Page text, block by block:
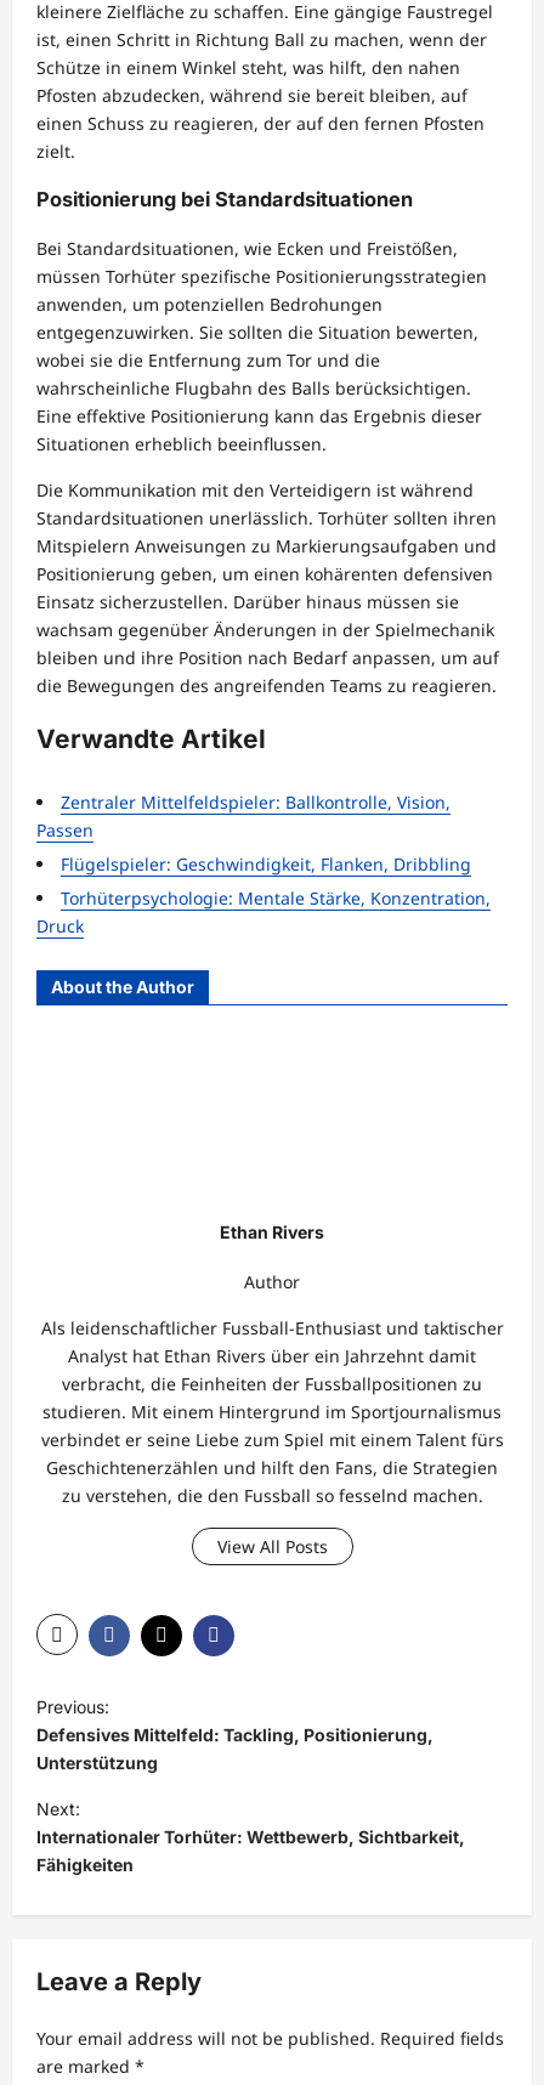
kleinere Zielfläche zu schaffen. Eine gängige Faustregel
ist, einen Schritt in Richtung Ball zu machen, wenn der
Schütze in einem Winkel steht, was hilft, den nahen
Pfosten abzudecken, während sie bereit bleiben, auf
einen Schuss zu reagieren, der auf den fernen Pfosten
zielt.
Positionierung bei Standardsituationen
Bei Standardsituationen, wie Ecken und Freistößen,
müssen Torhüter spezifische Positionierungsstrategien
anwenden, um potenziellen Bedrohungen
entgegenzuwirken. Sie sollten die Situation bewerten,
wobei sie die Entfernung zum Tor und die
wahrscheinliche Flugbahn des Balls berücksichtigen.
Eine effektive Positionierung kann das Ergebnis dieser
Situationen erheblich beeinflussen.
Die Kommunikation mit den Verteidigern ist während
Standardsituationen unerlässlich. Torhüter sollten ihren
Mitspielern Anweisungen zu Markierungsaufgaben und
Positionierung geben, um einen kohärenten defensiven
Einsatz sicherzustellen. Darüber hinaus müssen sie
wachsam gegenüber Änderungen in der Spielmechanik
bleiben und ihre Position nach Bedarf anpassen, um auf
die Bewegungen des angreifenden Teams zu reagieren.
Verwandte Artikel
Zentraler Mittelfeldspieler: Ballkontrolle, Vision,
Passen
Flügelspieler: Geschwindigkeit, Flanken, Dribbling
Torhüterpsychologie: Mentale Stärke, Konzentration,
Druck
About the Author
Ethan Rivers
Author
Als leidenschaftlicher Fussball-Enthusiast und taktischer
Analyst hat Ethan Rivers über ein Jahrzehnt damit
verbracht, die Feinheiten der Fussballpositionen zu
studieren. Mit einem Hintergrund im Sportjournalismus
verbindet er seine Liebe zum Spiel mit einem Talent fürs
Geschichtenerzählen und hilft den Fans, die Strategien
zu verstehen, die den Fussball so fesselnd machen.
View All Posts
o
s
t
n
a
v
g
a
t
Previous:
Defensives Mittelfeld: Tackling, Positionierung,
Unterstützung
Next:
Internationaler Torhüter: Wettbewerb, Sichtbarkeit,
Fähigkeiten
Leave a Reply
Your email address will not be published. Required fields
are marked *